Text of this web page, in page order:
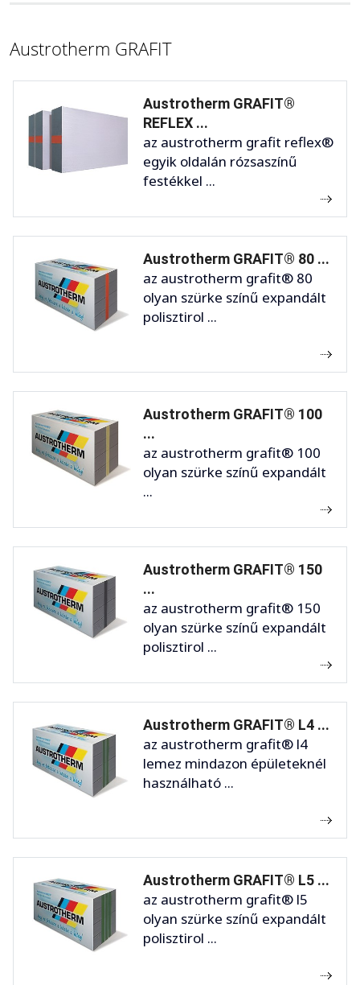
Austrotherm GRAFIT
Austrotherm GRAFIT®
REFLEX ...
az austrotherm grafit reflex®
egyik oldalán rózsaszínű
festékkel ...
Austrotherm GRAFIT® 80 ...
az austrotherm grafit® 80
olyan szürke színű expandált
polisztirol ...
Austrotherm GRAFIT® 100
...
az austrotherm grafit® 100
olyan szürke színű expandált
...
Austrotherm GRAFIT® 150
...
az austrotherm grafit® 150
olyan szürke színű expandált
polisztirol ...
Austrotherm GRAFIT® L4 ...
az austrotherm grafit® l4
lemez mindazon épületeknél
használható ...
Austrotherm GRAFIT® L5 ...
az austrotherm grafit® l5
olyan szürke színű expandált
polisztirol ...